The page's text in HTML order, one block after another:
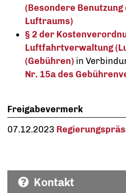
(Besondere
Luftraums)
§ 2 der
Luftfahrtverwaltung
(Gebühren) in
Nr. 15a des
Freigabevermerk
07.12.2023
Kontakt